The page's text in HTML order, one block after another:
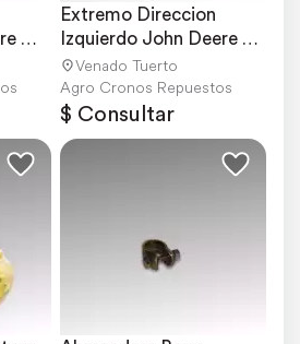
Extremo Direccion
Izquierdo John Deere
730Venado Tuerto
Agro Cronos Repuestos
$ Consultar